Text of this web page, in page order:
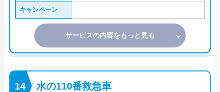
キャンペーン
サービスの内容をもっと見る
水の110番救急車